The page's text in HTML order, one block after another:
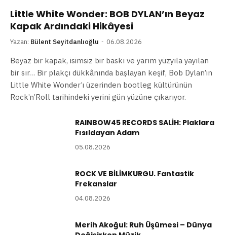
Little White Wonder: BOB DYLAN’ın Beyaz
Kapak Ardındaki Hikâyesi
Yazan: Bülent Seyitdanlıoğlu 06.08.2026
Beyaz bir kapak, isimsiz bir baskı ve yarım yüzyıla yayılan
bir sır… Bir plakçı dükkânında başlayan keşif, Bob Dylan’ın
Little White Wonder’ı üzerinden bootleg kültürünün
Rock’n’Roll tarihindeki yerini gün yüzüne çıkarıyor.
RAINBOW45 RECORDS SALİH: Plaklara
Fısıldayan Adam
05.08.2026
ROCK VE BİLİMKURGU. Fantastik
Frekanslar
04.08.2026
Merih Akoğul: Ruh Üşümesi – Dünya